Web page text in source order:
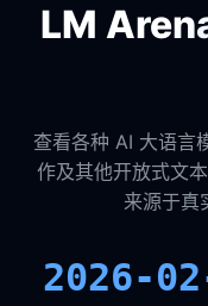
LM
查看各种 AI 大语言
作及其他开放式文
来源于真
2026-